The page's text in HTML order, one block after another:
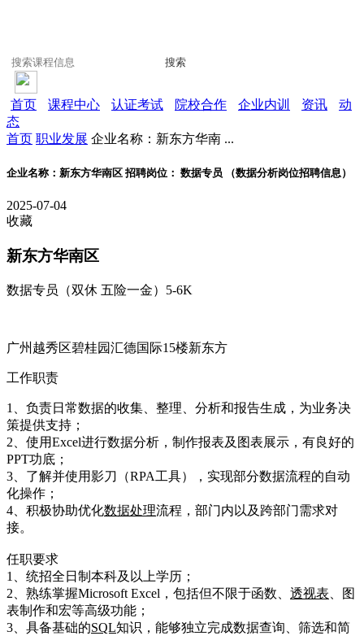
搜索
首页 课程中心 认证考试 院校合作 企业内训 资讯
动
态
首页 职业发展 企业名称：新东方华南 ...
企业名称：新东方华南区 招聘岗位： 数据专员 （数据分析岗位招聘信息）
2025-07-04
收藏
新东方华南区
数据专员（双休 五险一金） 5-6K
广州越秀区碧桂园汇德国际15楼新东方
工作职责
1、负责日常数据的收集、整理、分析和报告生成，为业务决
策提供支持；
2、使用Excel进行数据分析，制作报表及图表展示，有良好的
PPT功底；
3、了解并使用影刀（RPA工具），实现部分数据流程的自动
化操作；
4、积极协助优化数据处理流程，部门内以及跨部门需求对
接。
任职要求
1、统招全日制本科及以上学历；
2、熟练掌握Microsoft Excel，包括但不限于函数、 透视表 、图
表制作和宏等高级功能；
3、具备基础的SQL知识，能够独立完成数据查询、筛选和简